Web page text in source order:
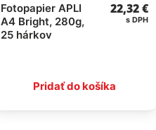
Fotopapier APLI
A4 Bright, 280g,
25 hárkov
22,32€
s DPH
Pridať do košíka